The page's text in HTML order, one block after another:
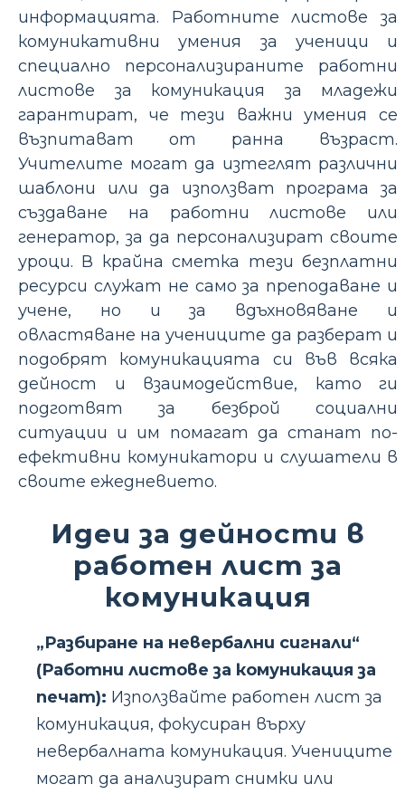
информацията. Работните листове за
комуникативни умения за ученици и
специално персонализираните работни
листове за комуникация за младежи
гарантират, че тези важни умения се
възпитават от ранна възраст.
Учителите могат да изтеглят различни
шаблони или да използват програма за
създаване на работни листове или
генератор, за да персонализират своите
уроци. В крайна сметка тези безплатни
ресурси служат не само за преподаване и
учене, но и за вдъхновяване и
овластяване на учениците да разберат и
подобрят комуникацията си във всяка
дейност и взаимодействие, като ги
подготвят за безброй социални
ситуации и им помагат да станат по-
ефективни комуникатори и слушатели в
своите ежедневието.
Идеи за дейности в
работен лист за
комуникация
„Разбиране на невербални сигнали“
(Работни листове за комуникация за
печат): Използвайте работен лист за
комуникация, фокусиран върху
невербалната комуникация. Учениците
могат да анализират снимки или